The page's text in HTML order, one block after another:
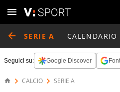
SERIE A CALENDARIO
Seguici su: Google Discover
CALCIO SERIE A